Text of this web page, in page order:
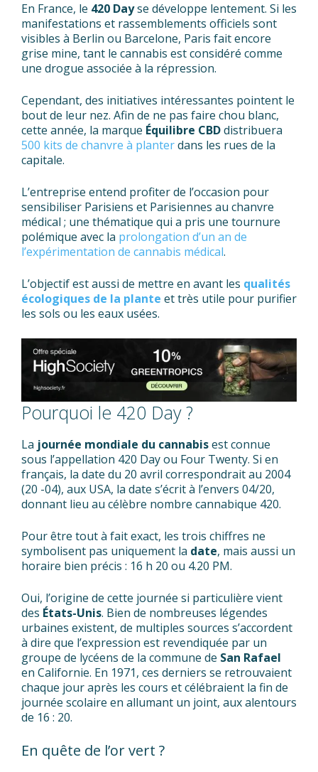
En France, le 420 Dayse développe lentement. Si les
manifestations et rassemblements officiels sont
visibles à Berlin ou Barcelone, Paris fait encore
grise mine, tant le cannabis est considéré comme
une drogue associée à la répression.
Cependant, des initiatives intéressantes pointent le
bout de leur nez. Afin de ne pas faire chou blanc,
cette année, la marque Équilibre CBDdistribuera
500 kits de chanvre à planterdans les rues de la
capitale.
L’entreprise entend profiter de l’occasion pour
sensibiliser Parisiens et Parisiennes au chanvre
médical ; une thématique qui a pris une tournure
polémique avec la prolongation d’un an de
l’expérimentation de cannabis médical.
L’objectif est aussi de mettre en avant les qualités
écologiques de la plante et très utile pour purifier
les sols ou les eaux usées.
Pourquoi le 420 Day ?
La journée mondiale du cannabisest connue
sous l’appellation 420 Day ou Four Twenty. Si en
français, la date du 20 avril correspondrait au 2004
(20 -04), aux USA, la date s’écrit à l’envers 04/20,
donnant lieu au célèbre nombre cannabique 420.
Pour être tout à fait exact, les trois chiffres ne
symbolisent pas uniquement la date, mais aussi un
horaire bien précis : 16 h 20 ou 4.20 PM.
Oui, l’origine de cette journée si particulière vient
des États-Unis. Bien de nombreuses légendes
urbaines existent, de multiples sources s’accordent
à dire que l’expression est revendiquée par un
groupe de lycéens de la commune de San Rafael
en Californie. En 1971, ces derniers se retrouvaient
chaque jour après les cours et célébraient la fin de
journée scolaire en allumant un joint, aux alentours
de 16 : 20.
En quête de l’or vert ?